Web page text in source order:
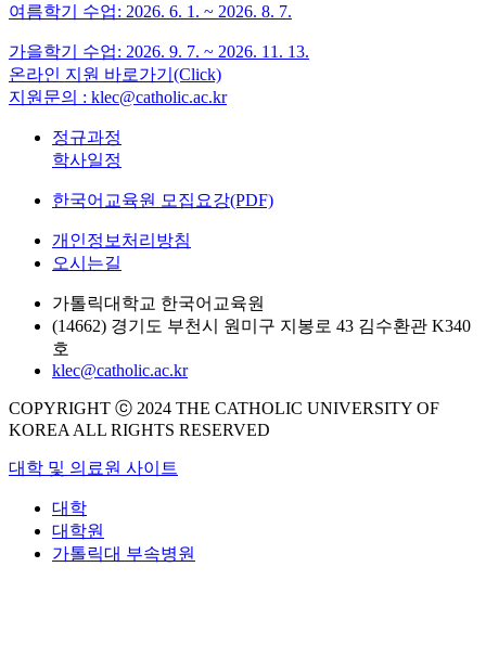
여름학기 수업: 2026. 6. 1. ~ 2026. 8. 7.
가을학기 수업: 2026. 9. 7. ~ 2026. 11. 13.
온라인 지원 바로가기(Click)
지원문의 : klec@catholic.ac.kr
정규과정
학사일정
한국어교육원 모집요강(PDF)
개인정보처리방침
오시는길
가톨릭대학교 한국어교육원
(14662) 경기도 부천시 원미구 지봉로 43 김수환관 K340
호
klec@catholic.ac.kr
COPYRIGHT ⓒ 2024 THE CATHOLIC UNIVERSITY OF
KOREA ALL RIGHTS RESERVED
대학 및 의료원 사이트
대학
대학원
가톨릭대 부속병원